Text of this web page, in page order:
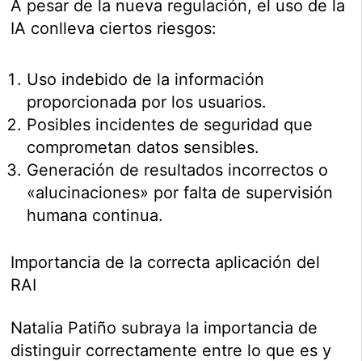
A pesar de la nueva regulación, el uso de la
IA conlleva ciertos riesgos:
Uso indebido de la información
proporcionada por los usuarios.
Posibles incidentes de seguridad que
comprometan datos sensibles.
Generación de resultados incorrectos o
«alucinaciones» por falta de supervisión
humana continua.
Importancia de la correcta aplicación del
RAI
Natalia Patiño subraya la importancia de
distinguir correctamente entre lo que es y